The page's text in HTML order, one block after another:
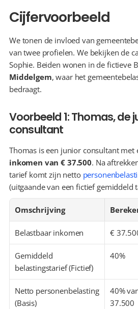
Cijfervoorbeeld
We tonen de invloed van
van twee profielen. We bekijken de
Middelgem, waar het
bedraagt.
Voorbeeld 1: Thomas, de
consultant
Thomas is een junior consultant met
inkomen van € 37.500. Na
tarief komt zijn netto
(uitgaande van een fictief gemiddeld
Omschrijving
Belastbaar inkomen €
Gemiddeld
belastingstarief (Fictief)
40%
Netto personenbelasting
(Basis)
40%
37.500